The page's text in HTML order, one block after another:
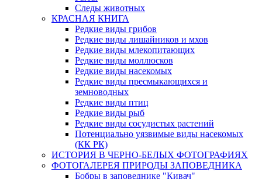
Следы животных
КРАСНАЯ КНИГА
Редкие виды грибов
Редкие виды лишайников и мхов
Редкие виды млекопитающих
Редкие виды моллюсков
Редкие виды насекомых
Редкие виды пресмыкающихся и
земноводных
Редкие виды птиц
Редкие виды рыб
Редкие виды сосудистых растений
Потенциально уязвимые виды насекомых
(КК РК)
ИСТОРИЯ В ЧЕРНО-БЕЛЫХ ФОТОГРАФИЯХ
ФОТОГАЛЕРЕЯ ПРИРОДЫ ЗАПОВЕДНИКА
Бобры в заповеднике "Кивач"